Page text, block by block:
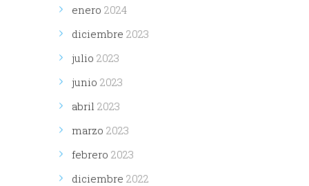
enero 2024
diciembre 2023
julio 2023
junio 2023
abril 2023
marzo 2023
febrero 2023
diciembre 2022